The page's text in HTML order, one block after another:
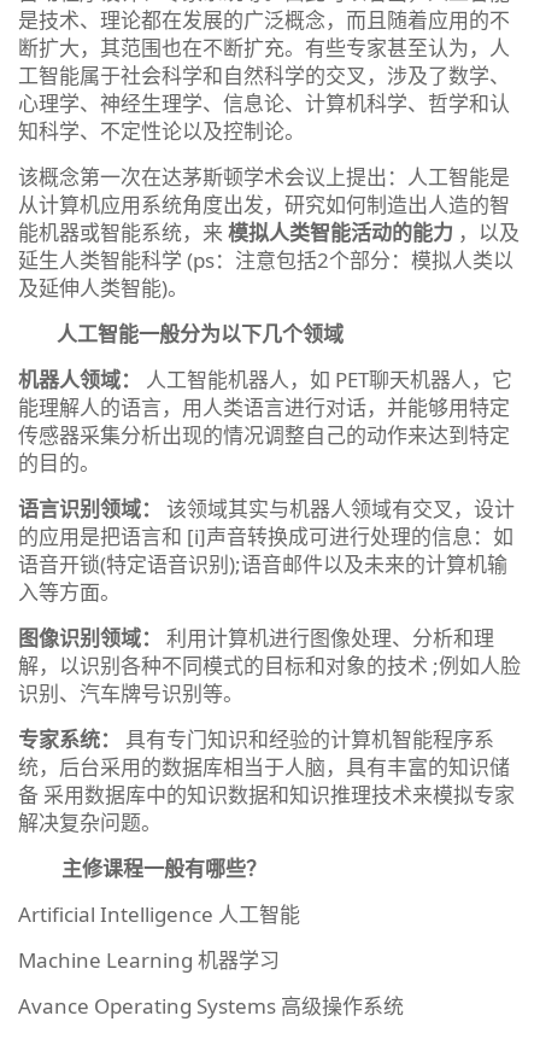
是技术、理论都在发展的广泛概念，而且随着应用的不
断扩大，其范围也在不断扩充。有些专家甚至认为，人
工智能属于社会科学和自然科学的交叉，涉及了数学、
心理学、神经生理学、信息论、计算机科学、哲学和认
知科学、不定性论以及控制论。
该概念第一次在达茅斯顿学术会议上提出：人工智能是
从计算机应用系统角度出发，研究如何制造出人造的智
能机器或智能系统，来 模拟人类智能活动的能力 ，以及
延生人类智能科学 (ps：注意包括2个部分：模拟人类以
及延伸人类智能)。
人工智能一般分为以下几个领域
机器人领域：
人工智能机器人，如 PET聊天机器人，它
能理解人的语言，用人类语言进行对话，并能够用特定
传感器采集分析出现的情况调整自己的动作来达到特定
的目的。
语言识别领域：
该领域其实与机器人领域有交叉，设计
的应用是把语言和 [i]声音转换成可进行处理的信息：如
语音开锁(特定语音识别);语音邮件以及未来的计算机输
入等方面。
图像识别领域：
利用计算机进行图像处理、分析和理
解，以识别各种不同模式的目标和对象的技术 ;例如人脸
识别、汽车牌号识别等。
专家系统：
具有专门知识和经验的计算机智能程序系
统，后台采用的数据库相当于人脑，具有丰富的知识储
备 采用数据库中的知识数据和知识推理技术来模拟专家
解决复杂问题。
主修课程一般有哪些？
Artificial Intelligence 人工智能
Machine Learning 机器学习
Avance Operating Systems 高级操作系统